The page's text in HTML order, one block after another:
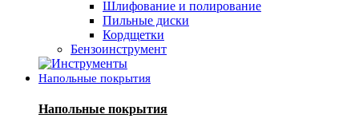
Шлифование и полирование
Пильные диски
Кордщетки
Бензоинструмент
Напольные покрытия
Напольные покрытия